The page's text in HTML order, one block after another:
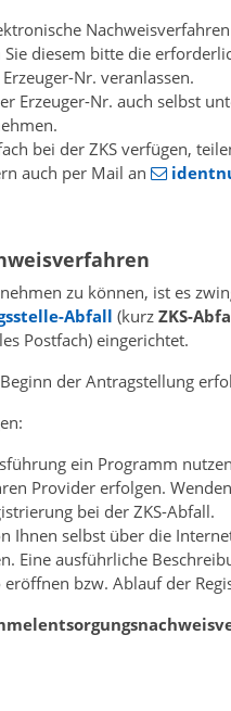
diesem bitte die
Nr. veranlassen.
Erzeuger-Nr. auch selbst
bei der ZKS verfügen,
auch per Mail an
zu können, ist es
Abfall (kurz ZKS-
Postfach) eingerichtet.
der Antragstellung
ein Programm
Provider erfolgen.
bei der ZKS-Abfall.
Ihnen selbst über die
Eine ausführliche
bzw. Ablauf der